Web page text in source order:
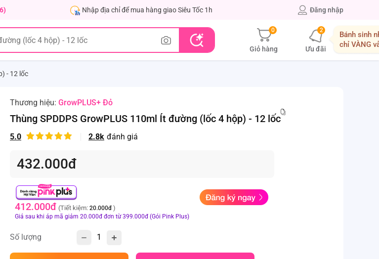
Nhập địa chỉ để mua hàng giao Siêu Tốc 1h Đăng nhập
0
Giỏ hàng
2
Ưu đãi
Bánh sinh
chỉ VÀNG
- 12 lốc
Thương hiệu: GrowPLUS+ Đỏ
Thùng SPDDPS GrowPLUS 110ml Ít đường (lốc 4 hộp) - 12 lốc
5.0 2.8k đánh giá
432.000đ
412.000đ (Tiết kiệm: 20.000đ )
Giá sau khi áp mã giảm 20.000đ đơn từ 399.000đ (Gói Pink Plus)
Số lượng